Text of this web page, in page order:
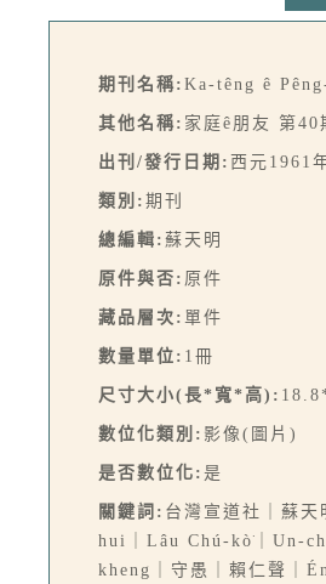
期刊名稱: Ka-têng ê
其他名稱: 家庭ê朋友 第40
出刊/發行日期: 西元1961
類別: 期刊
總編輯: 蘇天明
原件與否: 原件
藏品層次: 單件
數量單位: 1冊
尺寸大小(長*寬*高):
數位化類別: 影像(圖片)
是否數位化: 是
關鍵詞: 台灣宣道社｜蘇
hui｜Lâu Chú-kò͘｜Un-
kheng｜守愚｜賴仁聲｜